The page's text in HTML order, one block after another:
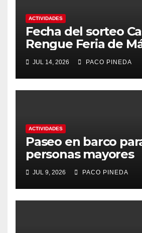
ACTIVIDADES
Fecha del sorteo
Rengue Feria de
2026
JUL 14, 2026 PACO PINEDA
ACTIVIDADES
Paseo en barco
personas mayores
JUL 9, 2026 PACO PINEDA